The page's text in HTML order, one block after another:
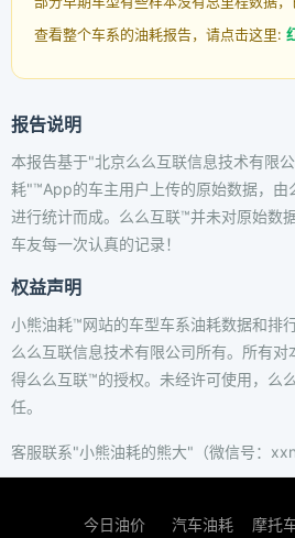
查看整个车系的油耗报告，请点击这里:
报告说明
本报告基于"北京么么互联信息技术有限
耗"™App的车主用户上传的原始数据，由
进行统计而成。么么互联™并未对原始数
车友每一次认真的记录！
权益声明
小熊油耗™网站的车型车系油耗数据和排
么么互联信息技术有限公司所有。所有
得么么互联™的授权。未经许可使用，么
任。
客服联系"小熊油耗的熊大"（微信号：
今日油价 汽车油耗 摩托